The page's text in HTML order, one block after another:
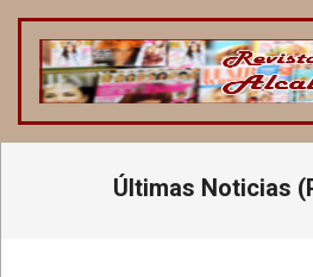
Saltar
contenido
REVISTA
ALCALDESAS
Últimas Noticias